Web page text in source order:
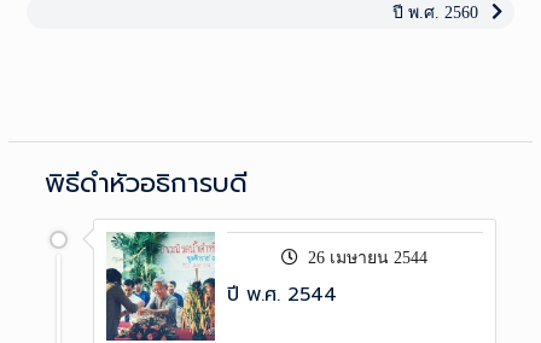
Next
ปี พ.ศ. 2560
พิธีดำหัวอธิการบดี
26 เมษายน 2544
ปี พ.ศ. 2544